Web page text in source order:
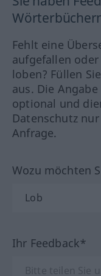
Fehlt eine
aufgefallen
loben? Füllen
aus. Die
optional und
Datenschutz
Anfrage.
Wozu möchten
Ihr Feedback*